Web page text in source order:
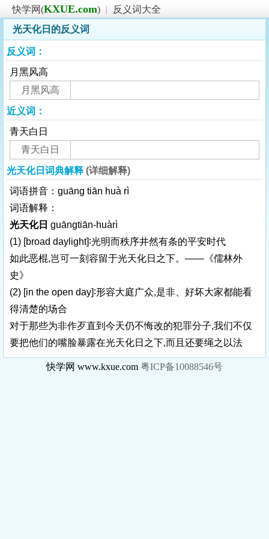
快学网(KXUE.com) |
反义词大全
光天化日的反义词
反义词：
月黑风高
月黑风高
近义词：
青天白日
青天白日
光天化日词典解释 (详细解释)
词语拼音：guāng tiān huà rì
词语解释：
光天化日 guāngtiān-huàrì
(1) [broad daylight]∶光明而秩序井然有条的平安时代
如此恶棍,岂可一刻容留于光天化日之下。——《儒林外
史》
(2) [in the open day]∶形容大庭广众,是非、好坏大家都能看
得清楚的场合
对于那些为非作歹直到今天仍不悔改的犯罪分子,我们不仅
要把他们的嘴脸暴露在光天化日之下,而且还要绳之以法
快学网 www.kxue.com 粤ICP备10088546号